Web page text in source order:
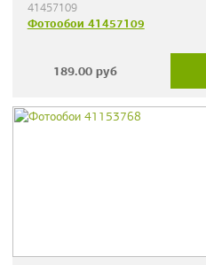
41457109
Фотообои 41457109
189.00 руб